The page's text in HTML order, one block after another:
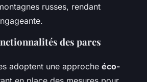
russes, rendant
des parcs
adoptent une approche éco-